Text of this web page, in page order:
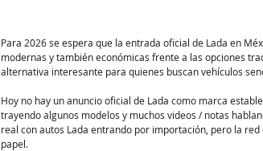
Para 2026 se espera que la entrada oficial de Lada en
modernas y también económicas frente a las opciones
alternativa interesante para quienes buscan vehículos
Hoy no hay un anuncio oficial de Lada como marca
trayendo algunos modelos y muchos videos / notas
real con autos Lada entrando por importación, pero la
papel.​​